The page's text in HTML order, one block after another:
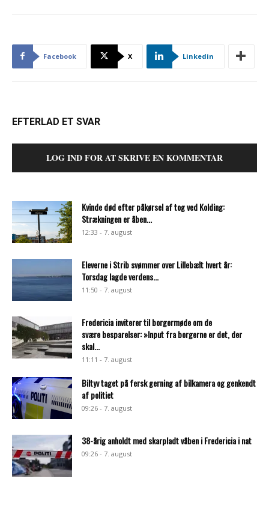
Facebook X Linkedin
EFTERLAD ET SVAR
LOG IND FOR AT SKRIVE EN KOMMENTAR
Kvinde død efter påkørsel af tog ved Kolding:
Strækningen er åben...
12:33 - 7. august
Eleverne i Strib svømmer over Lillebælt hvert år:
Torsdag lagde verdens...
11:50 - 7. august
Fredericia inviterer til borgermøde om de
svære besparelser: »Input fra borgerne er det, der
skal...
11:11 - 7. august
Biltyv taget på fersk gerning af bilkamera og genkendt
af politiet
09:26 - 7. august
38-årig anholdt med skarpladt våben i Fredericia i nat
09:26 - 7. august